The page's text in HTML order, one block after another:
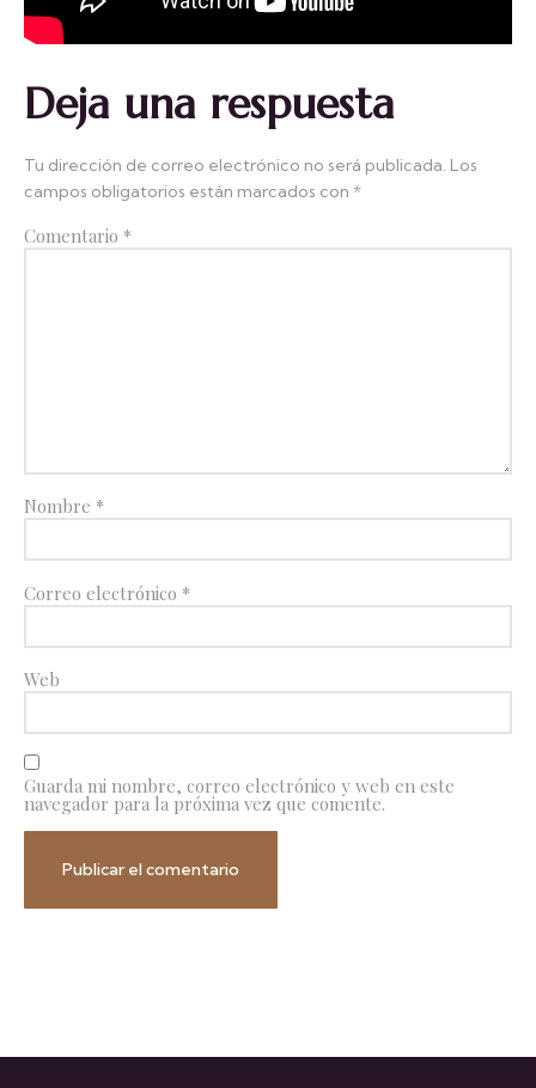
Deja una respuesta
Tu dirección de correo electrónico no será publicada. Los
campos obligatorios están marcados con *
Comentario *
Nombre *
Correo electrónico *
Web
Guarda mi nombre, correo electrónico y web en este
navegador para la próxima vez que comente.